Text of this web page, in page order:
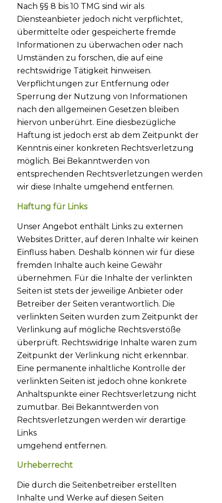
Nach §§ 8 bis 10 TMG sind wir als
Diensteanbieter jedoch nicht verpflichtet,
übermittelte oder gespeicherte fremde
Informationen zu überwachen oder nach
Umständen zu forschen, die auf eine
rechtswidrige Tätigkeit hinweisen.
Verpflichtungen zur Entfernung oder
Sperrung der Nutzung von Informationen
nach den allgemeinen Gesetzen bleiben
hiervon unberührt. Eine diesbezügliche
Haftung ist jedoch erst ab dem Zeitpunkt der
Kenntnis einer konkreten Rechtsverletzung
möglich. Bei Bekanntwerden von
entsprechenden Rechtsverletzungen werden
wir diese Inhalte umgehend entfernen.
Haftung für Links
Unser Angebot enthält Links zu externen
Websites Dritter, auf deren Inhalte wir keinen
Einfluss haben. Deshalb können wir für diese
fremden Inhalte auch keine Gewähr
übernehmen. Für die Inhalte der verlinkten
Seiten ist stets der jeweilige Anbieter oder
Betreiber der Seiten verantwortlich. Die
verlinkten Seiten wurden zum Zeitpunkt der
Verlinkung auf mögliche Rechtsverstöße
überprüft. Rechtswidrige Inhalte waren zum
Zeitpunkt der Verlinkung nicht erkennbar.
Eine permanente inhaltliche Kontrolle der
verlinkten Seiten ist jedoch ohne konkrete
Anhaltspunkte einer Rechtsverletzung nicht
zumutbar. Bei Bekanntwerden von
Rechtsverletzungen werden wir derartige
Links
umgehend entfernen.
Urheberrecht
Die durch die Seitenbetreiber erstellten
Inhalte und Werke auf diesen Seiten